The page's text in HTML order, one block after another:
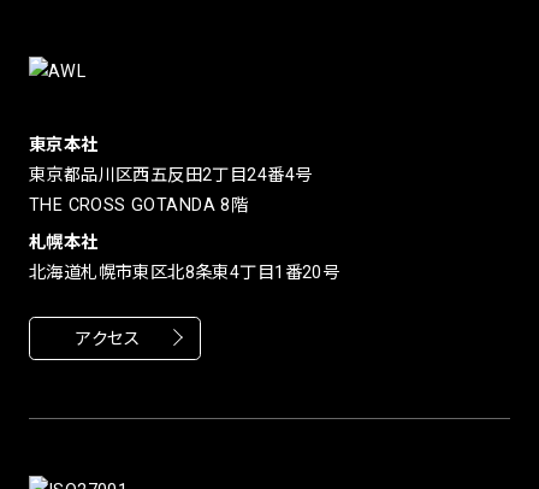
東京本社
東京都品川区西五反田2丁目24番4号
THE CROSS GOTANDA 8階
札幌本社
北海道札幌市東区北8条東4丁目1番20号
アクセス